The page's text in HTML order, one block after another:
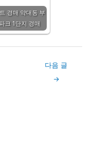
경매 약대동 부
크 1단지 경매
다음 글
→